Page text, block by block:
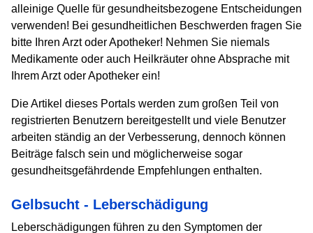
alleinige Quelle für gesundheitsbezogene Entscheidungen
verwenden! Bei gesundheitlichen Beschwerden fragen Sie
bitte Ihren Arzt oder Apotheker! Nehmen Sie niemals
Medikamente oder auch Heilkräuter ohne Absprache mit
Ihrem Arzt oder Apotheker ein!
Die Artikel dieses Portals werden zum großen Teil von
registrierten Benutzern bereitgestellt und viele Benutzer
arbeiten ständig an der Verbesserung, dennoch können
Beiträge falsch sein und möglicherweise sogar
gesundheitsgefährdende Empfehlungen enthalten.
Gelbsucht - Leberschädigung
Leberschädigungen führen zu den Symptomen der